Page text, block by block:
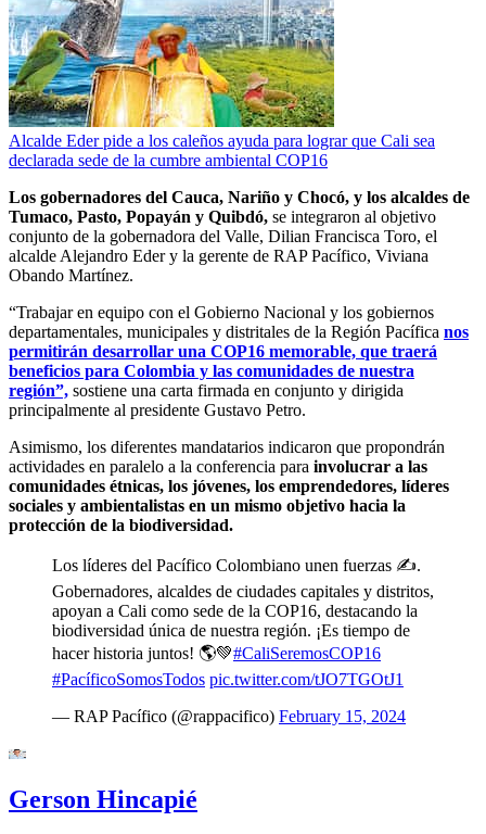
Alcalde Eder pide a los caleños ayuda para lograr que Cali sea
declarada sede de la cumbre ambiental COP16
Los gobernadores del Cauca, Nariño y Chocó, y los alcaldes de
Tumaco, Pasto, Popayán y Quibdó, se integraron al objetivo
conjunto de la gobernadora del Valle, Dilian Francisca Toro, el
alcalde Alejandro Eder y la gerente de RAP Pacífico, Viviana
Obando Martínez.
“Trabajar en equipo con el Gobierno Nacional y los gobiernos
departamentales, municipales y distritales de la Región Pacífica nos
permitirán desarrollar una COP16 memorable, que traerá
beneficios para Colombia y las comunidades de nuestra
región”, sostiene una carta firmada en conjunto y dirigida
principalmente al presidente Gustavo Petro.
Asimismo, los diferentes mandatarios indicaron que propondrán
actividades en paralelo a la conferencia para involucrar a las
comunidades étnicas, los jóvenes, los emprendedores, líderes
sociales y ambientalistas en un mismo objetivo hacia la
protección de la biodiversidad.
Los líderes del Pacífico Colombiano unen fuerzas ✍️.
Gobernadores, alcaldes de ciudades capitales y distritos,
apoyan a Cali como sede de la COP16, destacando la
biodiversidad única de nuestra región. ¡Es tiempo de
hacer historia juntos! 🌎💚#CaliSeremosCOP16
#PacíficoSomosTodos pic.twitter.com/tJO7TGOtJ1
— RAP Pacífico (@rappacifico) February 15, 2024
Gerson Hincapié